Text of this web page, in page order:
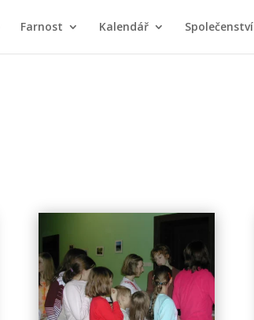
Farnost Kalendář Společenství